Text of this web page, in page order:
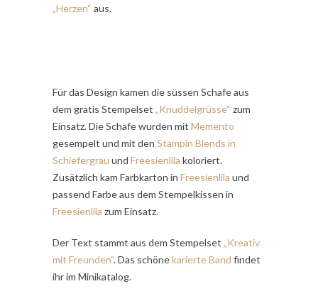
„Herzen“ aus.
Für das Design kamen die süssen Schafe aus
dem gratis Stempelset „Knuddelgrüsse“ zum
Einsatz. Die Schafe wurden mit Memento
gesempelt und mit den Stampin Blends in
Schiefergrau und Freesienlila koloriert.
Zusätzlich kam Farbkarton in Freesienlila und
passend Farbe aus dem Stempelkissen in
Freesienlila zum Einsatz.
Der Text stammt aus dem Stempelset „Kreativ
mit Freunden“. Das schönekarierte Band findet
ihr im Minikatalog.